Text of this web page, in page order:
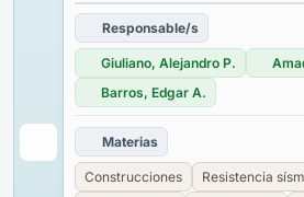
Responsable/s
Giuliano, Alejandro P.
Barros, Edgar A.
Materias
Construcciones Resistencia